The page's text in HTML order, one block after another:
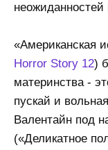
«Американская
Horror Story 12)
материнства -
пускай и
Валентайн под
(«Деликатное